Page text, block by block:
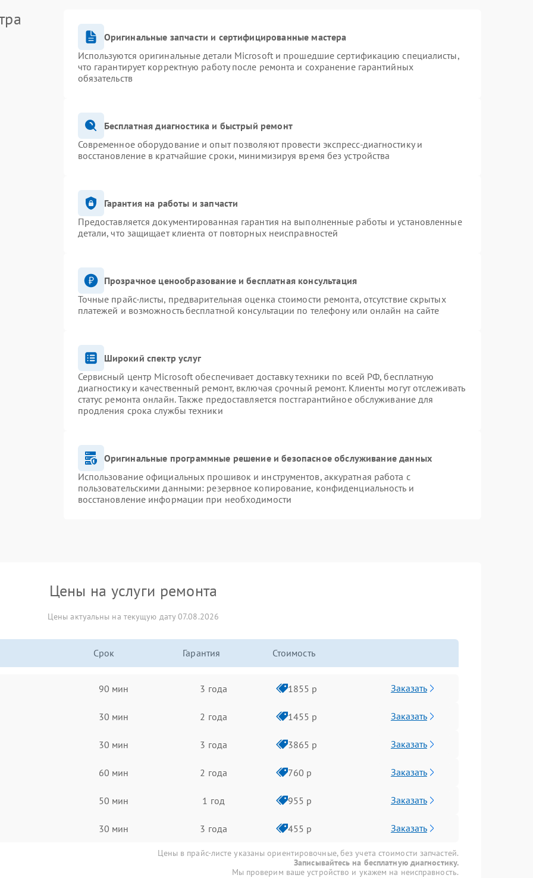
Оригинальные запчасти и сертифицированные мастера
Используются оригинальные детали Microsoft и прошедшие сертификацию специалисты,
что гарантирует корректную работу после ремонта и сохранение гарантийных
обязательств
Бесплатная диагностика и быстрый ремонт
Современное оборудование и опыт позволяют провести экспресс-диагностику и
восстановление в кратчайшие сроки, минимизируя время без устройства
Гарантия на работы и запчасти
Предоставляется документированная гарантия на выполненные работы и установленные
детали, что защищает клиента от повторных неисправностей
Прозрачное ценообразование и бесплатная консультация
Точные прайс-листы, предварительная оценка стоимости ремонта, отсутствие скрытых
платежей и возможность бесплатной консультации по телефону или онлайн на сайте
Широкий спектр услуг
Сервисный центр Microsoft обеспечивает доставку техники по всей РФ, бесплатную
диагностику и качественный ремонт, включая срочный ремонт. Клиенты могут отслеживать
статус ремонта онлайн. Также предоставляется постгарантийное обслуживание для
продления срока службы техники
Оригинальные программные решение и безопасное обслуживание данных
Использование официальных прошивок и инструментов, аккуратная работа с
пользовательскими данными: резервное копирование, конфиденциальность и
восстановление информации при необходимости
Цены на услуги ремонта
Цены актуальны на текущую дату 07.08.2026
Срок Гарантия Стоимость
90 мин 3 года 1855 р Заказать
30 мин 2 года 1455 р Заказать
30 мин 3 года 3865 р Заказать
60 мин 2 года 760 р Заказать
50 мин 1 год 955 р Заказать
30 мин 3 года 455 р Заказать
Цены в прайс-листе указаны ориентировочные, без учета стоимости запчастей.
Записывайтесь на бесплатную диагностику.
Мы проверим ваше устройство и укажем на неисправность.